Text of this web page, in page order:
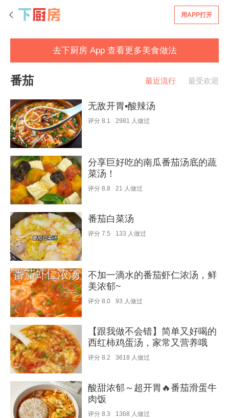
用APP打开
去下厨房 App 查看更多美食做法
番茄 最近流行 最受欢迎
无敌开胃•酸辣汤
评分 8.1 2981 人做过
分享巨好吃的南瓜番茄汤底的蔬
菜汤！
评分 8.8 21 人做过
番茄白菜汤
评分 7.5 133 人做过
不加一滴水的番茄虾仁浓汤，鲜
美浓郁~
评分 8.0 93 人做过
【跟我做不会错】简单又好喝的
西红柿鸡蛋汤，家常又营养哦
评分 8.2 3618 人做过
酸甜浓郁～超开胃🔥番茄滑蛋牛
肉饭
评分 8.3 1368 人做过